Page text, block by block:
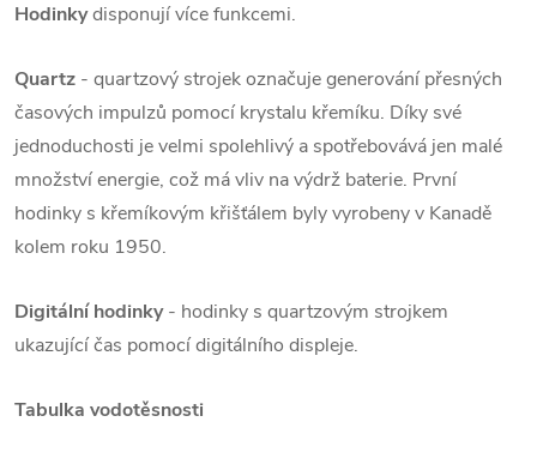
Hodinkydisponují více funkcemi.
Quartz - quartzový strojek označuje generování přesných
časových impulzů pomocí krystalu křemíku. Díky své
jednoduchosti je velmi spolehlivý a spotřebovává jen malé
množství energie, což má vliv na výdrž baterie. První
hodinky s křemíkovým křišťálem byly vyrobeny v Kanadě
kolem roku 1950.
Digitální hodinky- hodinky s quartzovým strojkem
ukazující čas pomocí digitálního displeje.
Tabulka vodotěsnosti